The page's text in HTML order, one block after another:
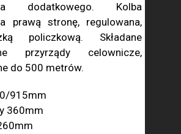
dodatkowego. Kolba
prawą stronę, regulowana,
policzkową. Składane
przyrządy celownicze,
do 500 metrów.
915mm
360mm